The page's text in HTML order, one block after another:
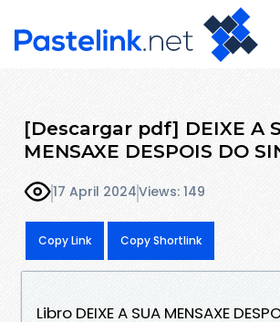
[Descargar pdf] DEIXE A
MENSAXE DESPOIS DO
17 April 2024Views: 149
Copy Link Copy Shortlink
Libro DEIXE A SUA MENSAXE